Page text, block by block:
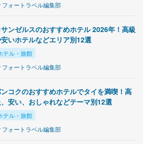
フォートラベル編集部
サンゼルスのおすすめホテル 2026年！高級
いホテルなどエリア別12選
テル・旅館
フォートラベル編集部
コクのおすすめホテルでタイを満喫！高
安い、おしゃれなどテーマ別12選
テル・旅館
フォートラベル編集部